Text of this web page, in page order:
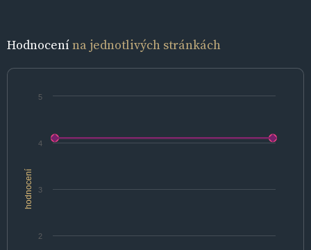
Hodnocenína jednotlivých stránkách
hodnocení
2
3
4
5